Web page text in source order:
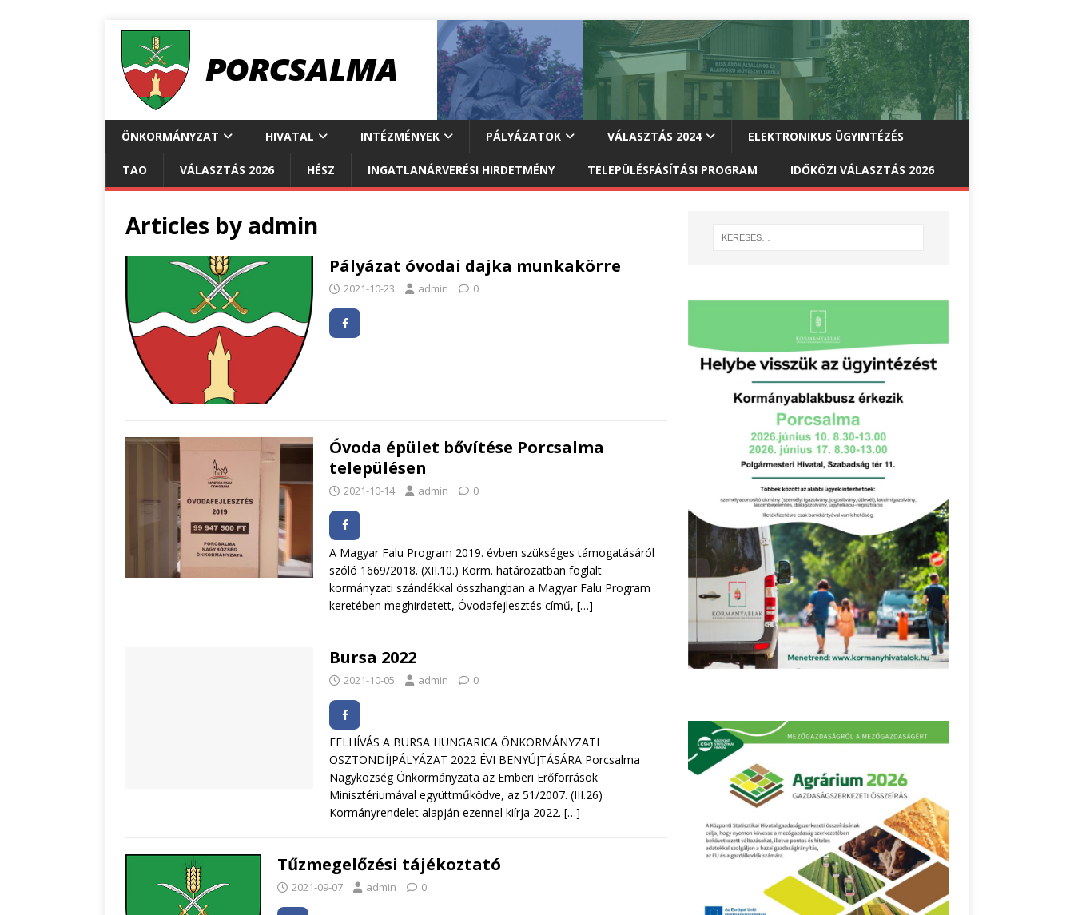
ÖNKORMÁNYZAT HIVATAL INTÉZMÉNYEK PÁLYÁZATOK VÁLASZTÁS 2024 ELEKTRONIKUS ÜGYINTÉZÉS
TAO VÁLASZTÁS 2026 HÉSZ INGATLANÁRVERÉSI HIRDETMÉNY TELEPÜLÉSFÁSÍTÁSI PROGRAM IDŐKÖZI VÁLASZTÁS 2026
Articles by admin
Pályázat óvodai dajka munkakörre
2021-10-23 admin 0
Óvoda épület bővítése Porcsalma
településen
2021-10-14 admin 0
A Magyar Falu Program 2019. évben szükséges támogatásáról
szóló 1669/2018. (XII.10.) Korm. határozatban foglalt
kormányzati szándékkal összhangban a Magyar Falu Program
keretében meghirdetett, Óvodafejlesztés című, […]
Bursa 2022
2021-10-05 admin 0
FELHÍVÁS A BURSA HUNGARICA ÖNKORMÁNYZATI
ÖSZTÖNDÍJPÁLYÁZAT 2022 ÉVI BENYÚJTÁSÁRA Porcsalma
Nagyközség Önkormányzata az Emberi Erőforrások
Minisztériumával együttműködve, az 51/2007. (III.26)
Kormányrendelet alapján ezennel kiírja 2022. […]
Tűzmegelőzési tájékoztató
2021-09-07 admin 0